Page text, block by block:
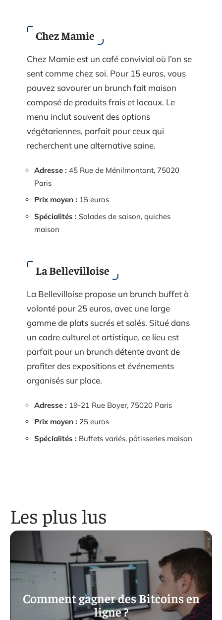
Chez Mamie
Chez Mamie est un café convivial où l’on se
sent comme chez soi. Pour 15 euros, vous
pouvez savourer un brunch fait maison
composé de produits frais et locaux. Le
menu inclut souvent des options
végétariennes, parfait pour ceux qui
recherchent une alternative saine.
Adresse : 45 Rue de Ménilmontant, 75020
Paris
Prix moyen : 15 euros
Spécialités : Salades de saison, quiches
maison
La Bellevilloise
La Bellevilloise propose un brunch buffet à
volonté pour 25 euros, avec une large
gamme de plats sucrés et salés. Situé dans
un cadre culturel et artistique, ce lieu est
parfait pour un brunch détente avant de
profiter des expositions et événements
organisés sur place.
Adresse : 19-21 Rue Boyer, 75020 Paris
Prix moyen : 25 euros
Spécialités : Buffets variés, pâtisseries maison
Les plus lus
Comment gagner des Bitcoins en
ligne ?